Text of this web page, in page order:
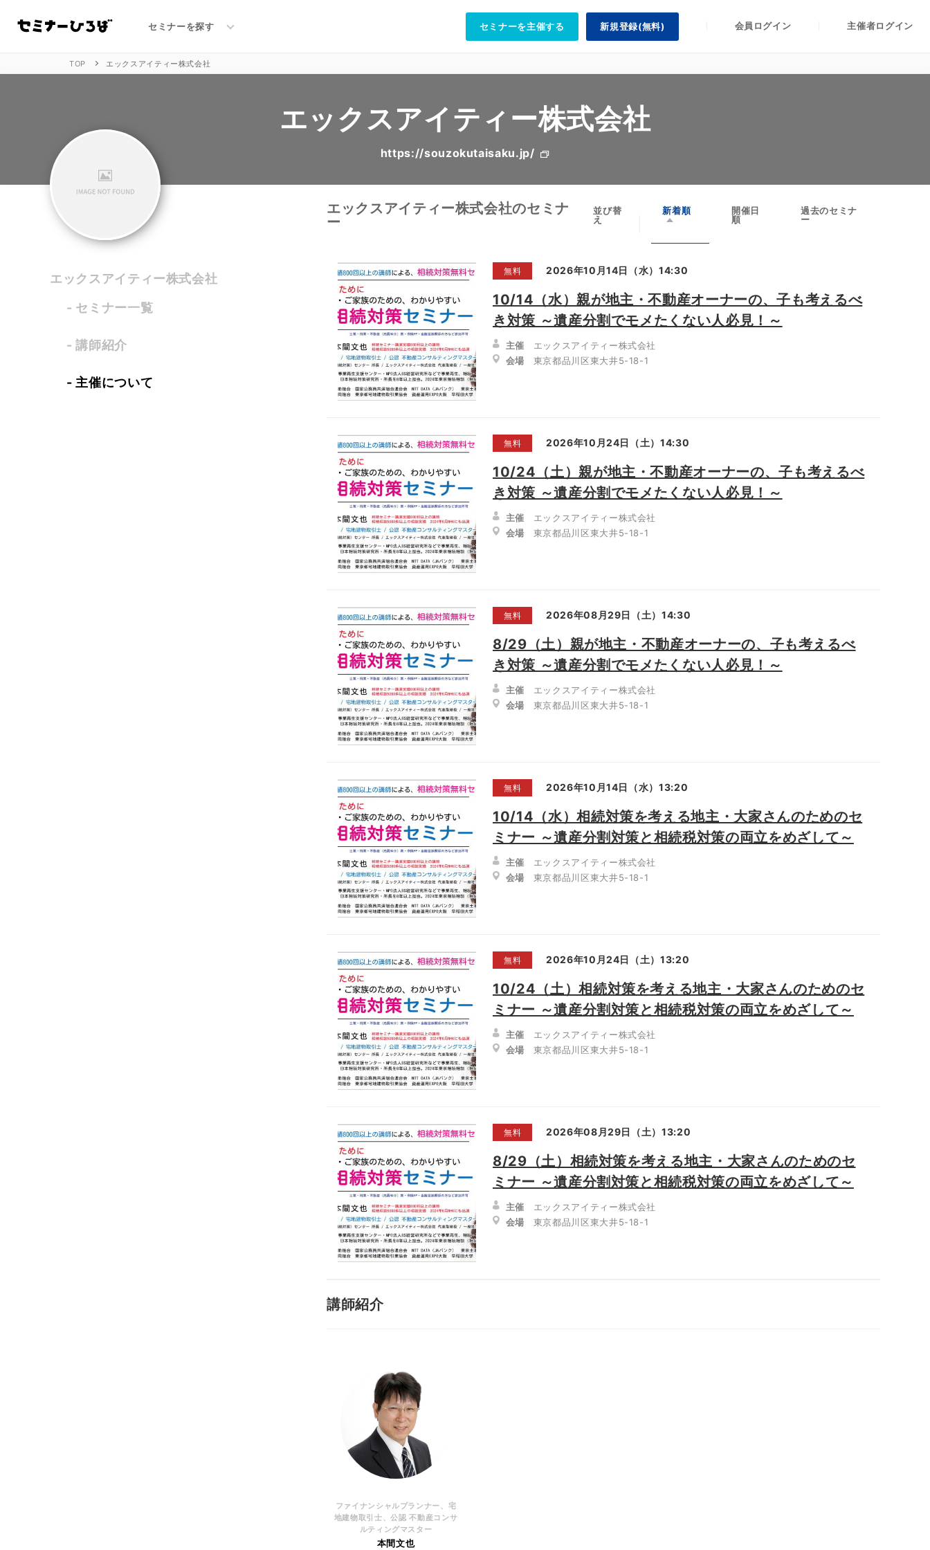
エックスアイティー株式会社のセミナー一覧
セミナーを探す セミナーを主催する 新規登録(無料) 会員ログイン 主催者ログイン
TOP エックスアイティー株式会社
エックスアイティー株式会社
https://souzokutaisaku.jp/
エックスアイティー株式会社
- セミナー一覧
- 講師紹介
- 主催について
エックスアイティー株式会社のセミナ
ー
並び替
え
新着順
開催日
順
過去のセミナ
ー
無料 2026年10月14日（水）14:30
10/14（水）親が地主・不動産オーナーの、子も考えるべ
き対策 ～遺産分割でモメたくない人必見！～
主催
エックスアイティー株式会社
会場
東京都品川区東大井5-18-1
無料 2026年10月24日（土）14:30
10/24（土）親が地主・不動産オーナーの、子も考えるべ
き対策 ～遺産分割でモメたくない人必見！～
主催
エックスアイティー株式会社
会場
東京都品川区東大井5-18-1
無料 2026年08月29日（土）14:30
8/29（土）親が地主・不動産オーナーの、子も考えるべ
き対策 ～遺産分割でモメたくない人必見！～
主催
エックスアイティー株式会社
会場
東京都品川区東大井5-18-1
無料 2026年10月14日（水）13:20
10/14（水）相続対策を考える地主・大家さんのためのセ
ミナー ～遺産分割対策と相続税対策の両立をめざして～
主催
エックスアイティー株式会社
会場
東京都品川区東大井5-18-1
無料 2026年10月24日（土）13:20
10/24（土）相続対策を考える地主・大家さんのためのセ
ミナー ～遺産分割対策と相続税対策の両立をめざして～
主催
エックスアイティー株式会社
会場
東京都品川区東大井5-18-1
無料 2026年08月29日（土）13:20
8/29（土）相続対策を考える地主・大家さんのためのセ
ミナー ～遺産分割対策と相続税対策の両立をめざして～
主催
エックスアイティー株式会社
会場
東京都品川区東大井5-18-1
講師紹介
ファイナンシャルプランナー、宅
地建物取引士、公認 不動産コンサ
ルティングマスター
本間文也